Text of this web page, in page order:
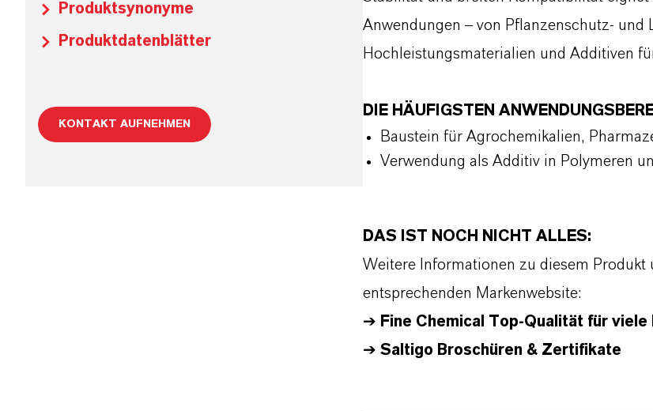
Produktsynonyme
Produktdatenblätter
KONTAKT AUFNEHMEN
Anwendungen – von Pflanzenschutz- und
Hochleistungsmaterialien und Additiven
DIE HÄUFIGSTEN
Baustein für Agrochemikalien,
Verwendung als Additiv in Polymeren
DAS IST NOCH NICHT ALLES:
Weitere Informationen zu diesem
entsprechenden Markenwebsite:
➔ Fine Chemical Top-Qualität für
➔ Saltigo Broschüren & Zertifikate